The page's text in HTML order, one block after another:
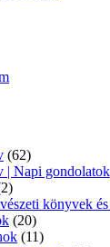
(62)
| Napi gondolatok
könyvek
(20)
(11)